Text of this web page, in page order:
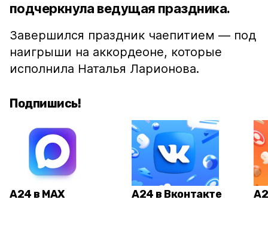
подчеркнула ведущая праздника.
Завершился праздник чаепитием — под
наигрыши на аккордеоне, которые
исполнила Наталья Ларионова.
Подпишись!
А24 в MAX А24 в Вконтакте